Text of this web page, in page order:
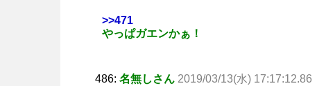
>>471
やっぱガエンかぁ！
486: 名無しさん 2019/03/13(水) 17:17:12.86